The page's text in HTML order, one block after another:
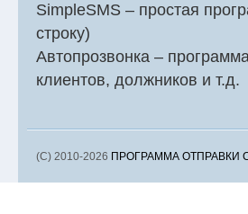
SimpleSMS – простая
строку)
Автопрозвонка –
клиентов, должников и т.д.
(C) 2010-2026 ПРОГРАММА ОТПРАВКИ